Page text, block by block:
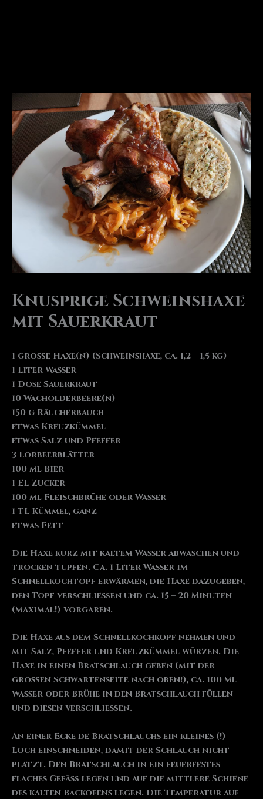
Knusprige Schweinshaxe
mit Sauerkraut
1 große Haxe(n) (Schweinshaxe, ca. 1,2 – 1,5 kg)
1 Liter Wasser
1 Dose Sauerkraut
10 Wacholderbeere(n)
150 g Räucherbauch
etwas Kreuzkümmel
etwas Salz und Pfeffer
3 Lorbeerblätter
100 ml Bier
1 EL Zucker
100 ml Fleischbrühe oder Wasser
1 TL Kümmel, ganz
etwas Fett
Die Haxe kurz mit kaltem Wasser abwaschen und
trocken tupfen. Ca. 1 Liter Wasser im
Schnellkochtopf erwärmen, die Haxe dazugeben,
den Topf verschließen und ca. 15 – 20 Minuten
(maximal!) vorgaren.
Die Haxe aus dem Schnellkochkopf nehmen und
mit Salz, Pfeffer und Kreuzkümmel würzen. Die
Haxe in einen Bratschlauch geben (mit der
großen Schwartenseite nach oben!), ca. 100 ml
Wasser oder Brühe in den Bratschlauch füllen
und diesen verschließen.
An einer Ecke de Bratschlauchs ein kleines (!)
Loch einschneiden, damit der Schlauch nicht
platzt. Den Bratschlauch in ein feuerfestes
flaches Gefäß legen und auf die mittlere Schiene
des kalten Backofens legen. Die Temperatur auf